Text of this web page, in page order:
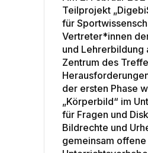
Teilprojekt
für
Vertreter*innen
und Lehrerbildung
Zentrum des
der ersten Phase
„Körperbild“ im
für Fragen und
Bildrechte und
gemeinsam